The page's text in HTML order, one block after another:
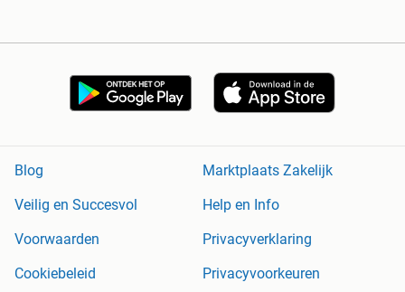
Blog
Marktplaats Zakelijk
Veilig en Succesvol
Help en Info
Voorwaarden
Privacyverklaring
Cookiebeleid
Privacyvoorkeuren